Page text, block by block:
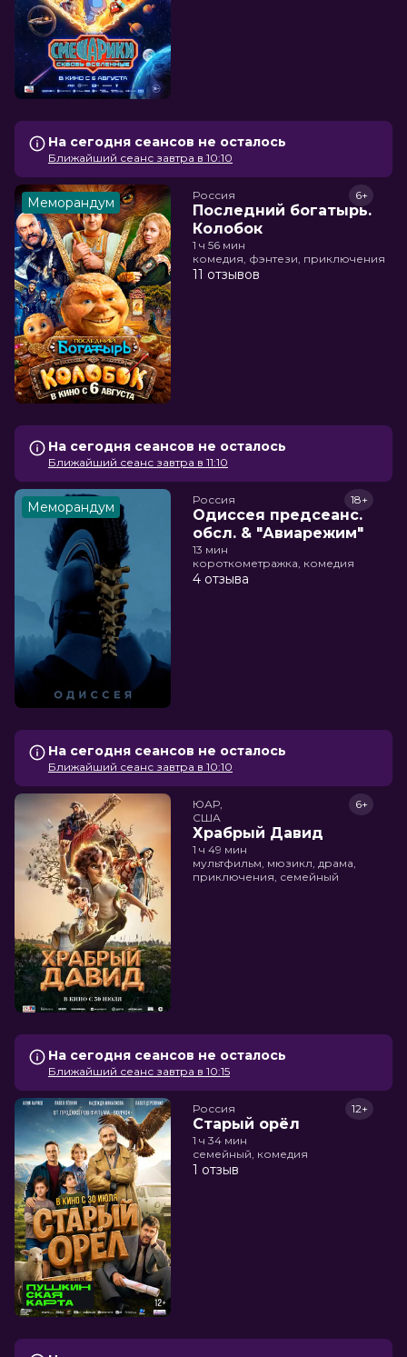
На сегодня сеансов не осталось
Ближайший сеанс завтра в 10:10
Меморандум Россия
Последний богатырь.
Колобок
6+
1 ч 56 мин
комедия, фэнтези, приключения
11 отзывов
На сегодня сеансов не осталось
Ближайший сеанс завтра в 11:10
Меморандум Россия
Одиссея предсеанс.
обсл. & "Авиарежим"
18+
13 мин
короткометражка, комедия
4 отзыва
На сегодня сеансов не осталось
Ближайший сеанс завтра в 10:10
ЮАР,
США
Храбрый Давид
6+
1 ч 49 мин
мультфильм, мюзикл, драма,
приключения, семейный
На сегодня сеансов не осталось
Ближайший сеанс завтра в 10:15
Россия
Старый орёл
12+
1 ч 34 мин
семейный, комедия
1 отзыв